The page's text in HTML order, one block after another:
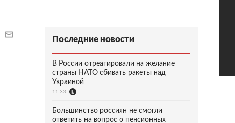
Последние новости
В России отреагировали на желание
страны НАТО сбивать ракеты над
Украиной
11:33
Большинство россиян не смогли
ответить на вопрос о пенсионных